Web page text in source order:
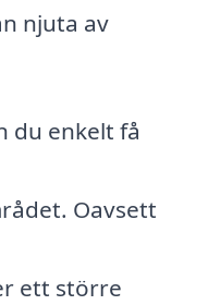
njuta av
du enkelt få
Oavsett
ett större